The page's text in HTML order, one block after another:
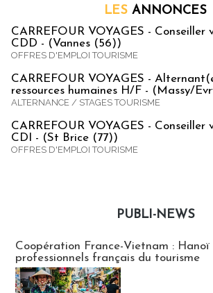
LES ANNONCES
CARREFOUR VOYAGES - Conseiller
CDD - (Vannes (56))
OFFRES D'EMPLOI TOURISME
CARREFOUR VOYAGES -
ressources humaines H/F - (Massy/
ALTERNANCE / STAGES TOURISME
CARREFOUR VOYAGES - Conseiller
CDI - (St Brice (77))
OFFRES D'EMPLOI TOURISME
PUBLI-NEWS
Coopération France-Vietnam : Hanoï
professionnels français du tourisme